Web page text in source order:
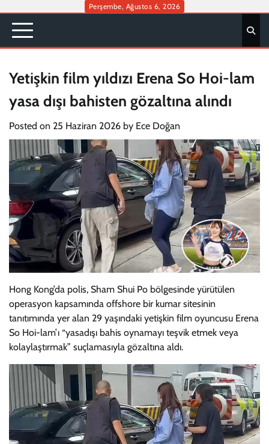
content
Perşembe, Ağustos 6, 2026
Yetişkin film yıldızı Erena So Hoi-lam
yasa dışı bahisten gözaltına alındı
Posted on 25 Haziran 2026 by Ece Doğan
Hong Kong’da polis, Sham Shui Po bölgesinde yürütülen
operasyon kapsamında offshore bir kumar sitesinin
tanıtımında yer alan 29 yaşındaki yetişkin film oyuncusu Erena
So Hoi-lam’ı “yasadışı bahis oynamayı teşvik etmek veya
kolaylaştırmak” suçlamasıyla gözaltına aldı.